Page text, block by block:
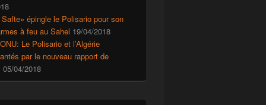
épingle le Polisario pour son
à feu au Sahel 19/04/2018
Le Polisario et l’Algérie
par le nouveau rapport de
05/04/2018